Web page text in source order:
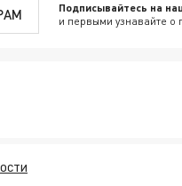
Подписывайтесь на
и первыми узнавайте о